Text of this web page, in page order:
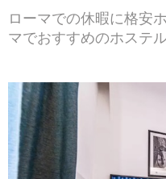
ローマでの休暇に格安
マでおすすめのホステ